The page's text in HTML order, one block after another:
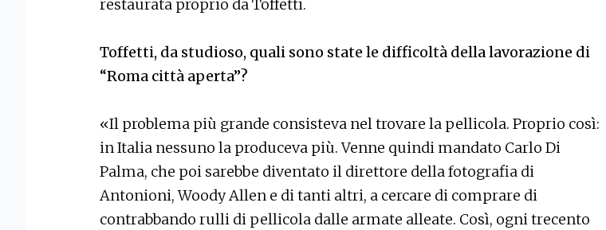
restaurata proprio da Toffetti.
Toffetti, da studioso, quali sono state le difficoltà della lavorazione di
“Roma città aperta”?
«Il problema più grande consisteva nel trovare la pellicola. Proprio così:
in Italia nessuno la produceva più. Venne quindi mandato Carlo Di
Palma, che poi sarebbe diventato il direttore della fotografia di
Antonioni, Woody Allen e di tanti altri, a cercare di comprare di
contrabbando rulli di pellicola dalle armate alleate. Così, ogni trecento